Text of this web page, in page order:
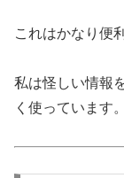
これはかなり便
私は怪しい情報
く使っています。